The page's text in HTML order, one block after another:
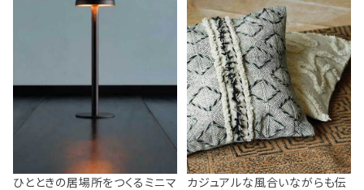
ひとときの居場所をつくるミニマ
カジュアルな風合いながらも伝